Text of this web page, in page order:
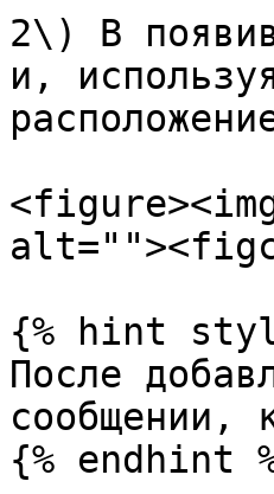
2\) В
и,
{% hint
После
сообщении,
{% endhint